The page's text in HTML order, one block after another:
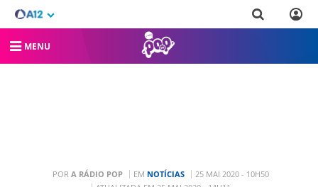
MENU
POR A RÁDIO POP EM NOTÍCIAS
25 MAI 2020 - 10H50